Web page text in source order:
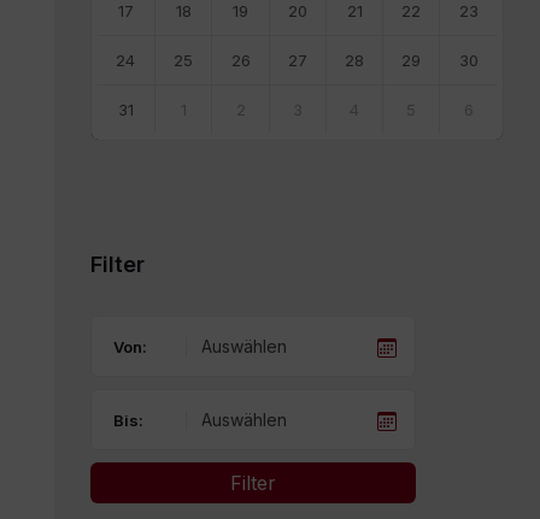
17 18 19 20 21 22 23
24 25 26 27 28 29 30
31 1 2 3 4 5 6
Filter
Von:
Bis:
Filter